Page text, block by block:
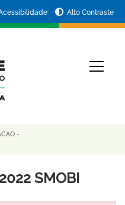
Alto Contraste
-
SMOBI